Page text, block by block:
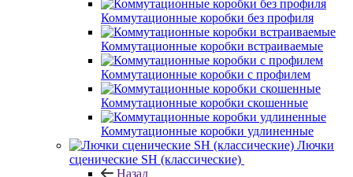
Коммутационные коробки без профиля
Коммутационные коробки встраиваемые
Коммутационные коробки с профилем
Коммутационные коробки скошенные
Коммутационные коробки удлиненные
Лючки
сценические SH (классические)
Назад